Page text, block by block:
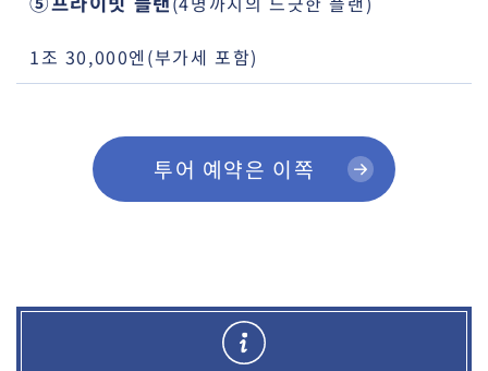
1조 30,000엔(부가세 포함)
투어 예약은 이쪽